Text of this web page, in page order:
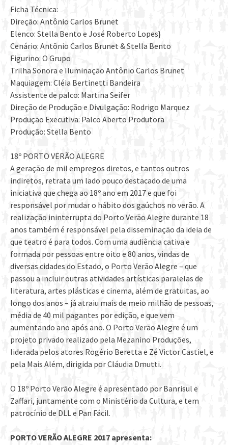
Ficha Técnica:
Direção: Antônio Carlos Brunet
Elenco: Stella Bento e José Roberto Lopes}
Cenário: Antônio Carlos Brunet & Stella Bento
Figurino: O Grupo
Trilha Sonora e Iluminação Antônio Carlos Brunet
Maquiagem: Cléia Bertinetti Bandeira
Assistente de palco: Martina Seifer
Direção de Produção e Divulgação: Rodrigo Marquez
Produção Executiva: Palco Aberto Produtora
Produção: Stella Bento
18º PORTO VERÃO ALEGRE
A geração de mil empregos diretos, e tantos outros
indiretos, retrata um lado pouco destacado de uma
iniciativa que chega ao 18º ano em 2017 e que foi
responsável por mudar o hábito dos gaúchos no verão. A
realização ininterrupta do Porto Verão Alegre durante 18
anos também é responsável pela disseminação da ideia de
que teatro é para todos. Com uma audiência cativa e
formada por pessoas entre oito e 80 anos, vindas de
diversas cidades do Estado, o Porto Verão Alegre – que
passou a incluir outras atividades artísticas paralelas de
literatura, artes plásticas e cinema, além de gratuitas, ao
longo dos anos – já atraiu mais de meio milhão de pessoas,
média de 40 mil pagantes por edição, e que vem
aumentando ano após ano. O Porto Verão Alegre é um
projeto privado realizado pela Mezanino Produções,
liderada pelos atores Rogério Beretta e Zé Victor Castiel, e
pela Mais Além, dirigida por Cláudia Dmutti.
O 18º Porto Verão Alegre é apresentado por Banrisul e
Zaffari, juntamente com o Ministério da Cultura, e tem
patrocínio de DLL e Pan Fácil.
PORTO VERÃO ALEGRE 2017 apresenta: